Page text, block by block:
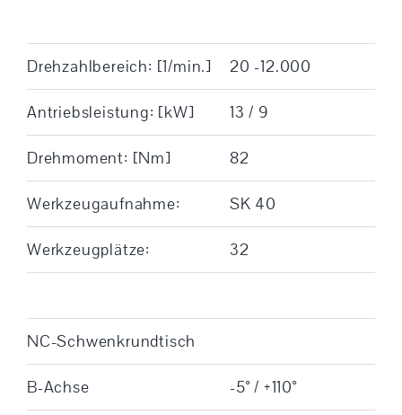
Drehzahlbereich: [1/min.] 20 -12.000
Antriebsleistung: [kW] 13 / 9
Drehmoment: [Nm] 82
Werkzeugaufnahme: SK 40
Werkzeugplätze: 32
NC-Schwenkrundtisch
B-Achse -5° / +110°